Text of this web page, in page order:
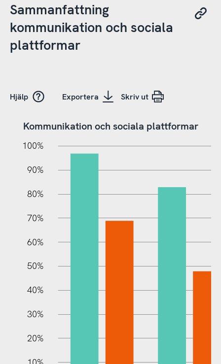
Sammanfattning
kommunikation och sociala
plattformar
Hjälp Exportera Skriv ut
Kommunikation och sociala plattformar
100%
100%
90%
80%
70%
60%
50%
40%
30%
20%